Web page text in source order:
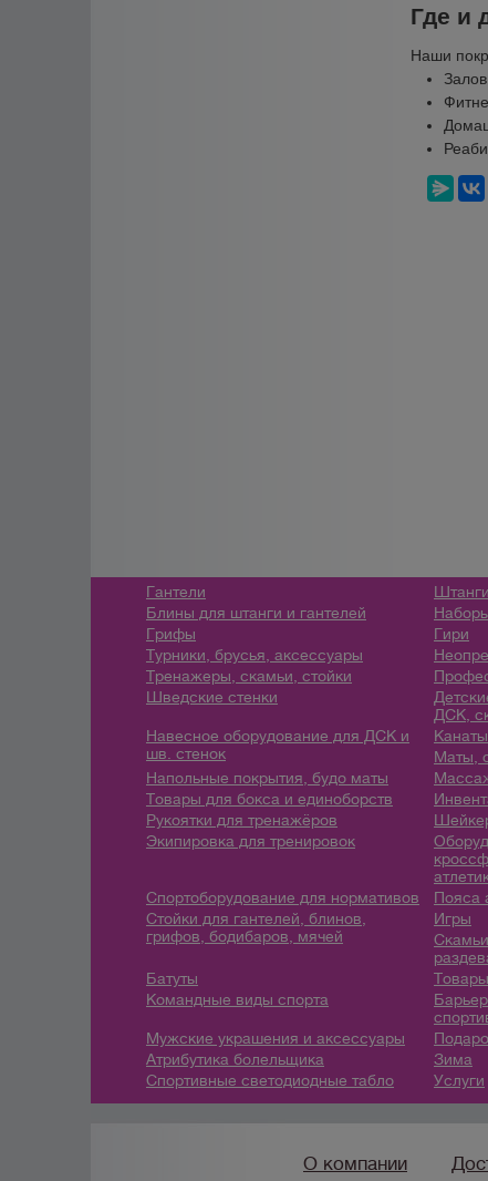
Где и
Наши
Гантели
Штанги
Блины для штанги и гантелей
Грифы
Гири
Турники, брусья, аксессуары
Тренажеры, скамьи, стойки
Шведские стенки
ДСК,
Навесное оборудование для ДСК и
шв. стенок
Канаты
Маты,
Напольные покрытия, будо маты
Товары для бокса и единоборств
Рукоятки для тренажёров
Экипировка для тренировок
Спортоборудование для нормативов
Пояса
Стойки для гантелей, блинов,
грифов, бодибаров, мячей
Игры
Батуты
Командные виды спорта
Мужские украшения и аксессуары
Атрибутика болельщика
Зима
Спортивные светодиодные табло
Услуги
О компании